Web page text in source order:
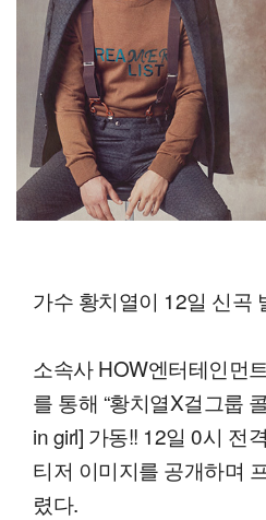
가수 황치열이 12일 신곡
소속사 HOW엔터테인먼
를 통해 “황치열X걸그룹
in girl] 가동!! 12일 0시 전
티저 이미지를 공개하며
렸다.